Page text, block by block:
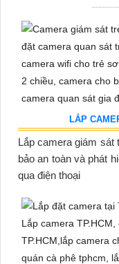
LẮP
Lắp camera giám sát
bảo an toàn và phát
qua điện thoại